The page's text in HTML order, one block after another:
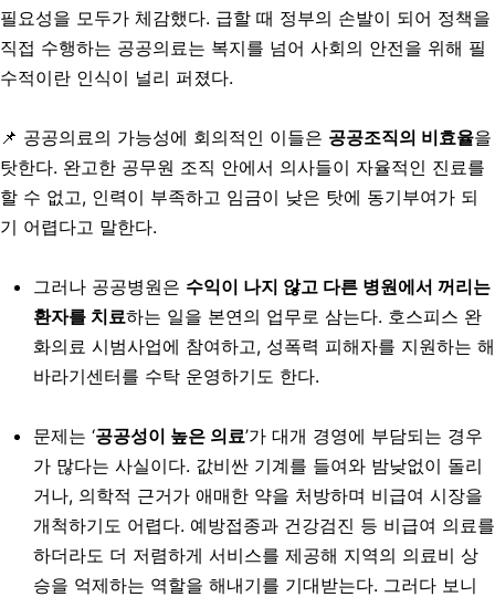
필요성을 모두가 체감했다. 급할 때 정부의 손발이 되어 정책을
직접 수행하는 공공의료는 복지를 넘어 사회의 안전을 위해 필
수적이란 인식이 널리 퍼졌다.
📌 공공의료의 가능성에 회의적인 이들은 공공조직의 비효율을
탓한다. 완고한 공무원 조직 안에서 의사들이 자율적인 진료를
할 수 없고, 인력이 부족하고 임금이 낮은 탓에 동기부여가 되
기 어렵다고 말한다.
그러나 공공병원은 수익이 나지 않고 다른 병원에서 꺼리는
환자를 치료하는 일을 본연의 업무로 삼는다. 호스피스 완
화의료 시범사업에 참여하고, 성폭력 피해자를 지원하는 해
바라기센터를 수탁 운영하기도 한다.
문제는 ‘공공성이 높은 의료’가 대개 경영에 부담되는 경우
가 많다는 사실이다. 값비싼 기계를 들여와 밤낮없이 돌리
거나, 의학적 근거가 애매한 약을 처방하며 비급여 시장을
개척하기도 어렵다. 예방접종과 건강검진 등 비급여 의료를
하더라도 더 저렴하게 서비스를 제공해 지역의 의료비 상
승을 억제하는 역할을 해내기를 기대받는다. 그러다 보니